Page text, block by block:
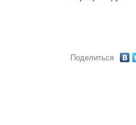
Поделиться